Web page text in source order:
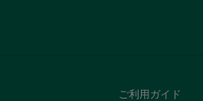
ご利用ガイド